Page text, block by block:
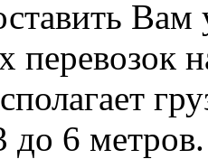
Вам
перевозок
до 6 метров.